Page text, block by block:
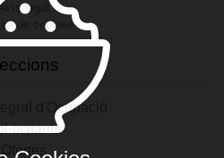
legal
de cookies
d'Ocupació
Ofertes